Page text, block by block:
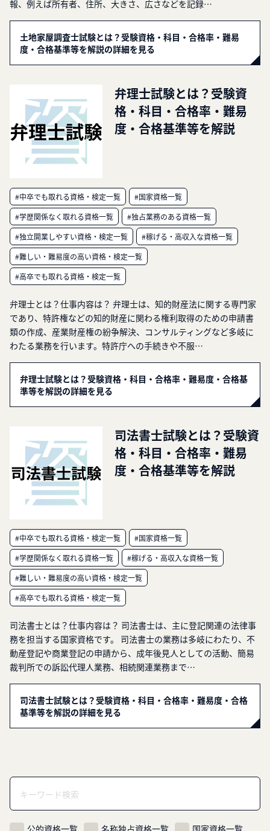
報、例えば所有者、住所、大きさ、広さなどを記録…
土地家屋調査士試験とは？受験資格・科目・合格率・難易
度・合格基準等を解説の詳細を見る
弁理士試験とは？受験資
格・科目・合格率・難易
度・合格基準等を解説
#中卒でも取れる資格・検定一覧
#国家資格一覧
#学歴関係なく取れる資格一覧
#独占業務のある資格一覧
#独立開業しやすい資格・検定一覧
#稼げる・高収入な資格一覧
#難しい・難易度の高い資格・検定一覧
#高卒でも取れる資格・検定一覧
弁理士とは？仕事内容は？ 弁理士は、知的財産法に関する専門家
であり、特許権などの知的財産に関わる権利取得のための申請書
類の作成、産業財産権の紛争解決、コンサルティングなど多岐に
わたる業務を行います。特許庁への手続きや不服…
弁理士試験とは？受験資格・科目・合格率・難易度・合格基
準等を解説の詳細を見る
司法書士試験とは？受験資
格・科目・合格率・難易
度・合格基準等を解説
#中卒でも取れる資格・検定一覧
#国家資格一覧
#学歴関係なく取れる資格一覧
#稼げる・高収入な資格一覧
#難しい・難易度の高い資格・検定一覧
#高卒でも取れる資格・検定一覧
司法書士とは？仕事内容は？ 司法書士は、主に登記関連の法律事
務を担当する国家資格です。 司法書士の業務は多岐にわたり、不
動産登記や商業登記の申請から、成年後見人としての活動、簡易
裁判所での訴訟代理人業務、相続関連業務まで…
司法書士試験とは？受験資格・科目・合格率・難易度・合格
基準等を解説の詳細を見る